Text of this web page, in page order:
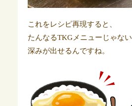
これをレシピ再現すると、
たんなるTKGメニューじゃない
深みが出せるんですね。